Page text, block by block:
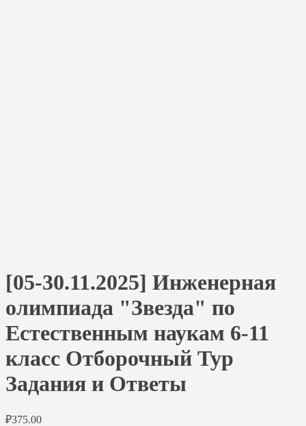
[05-30.11.2025] Инженерная
олимпиада "Звезда" по
Естественным наукам 6-11
класс Отборочный Тур
Задания и Ответы
₽375.00